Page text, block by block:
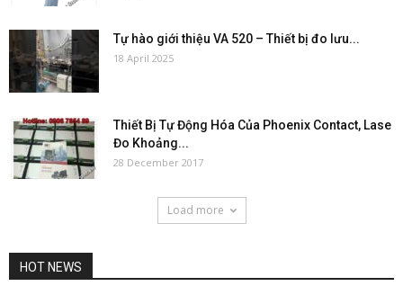
Tự hào giới thiệu VA 520 – Thiết bị đo lưu...
18 April 2025
Thiết Bị Tự Động Hóa Của Phoenix Contact, Lase
Đo Khoảng...
28 December 2017
Load more
HOT NEWS